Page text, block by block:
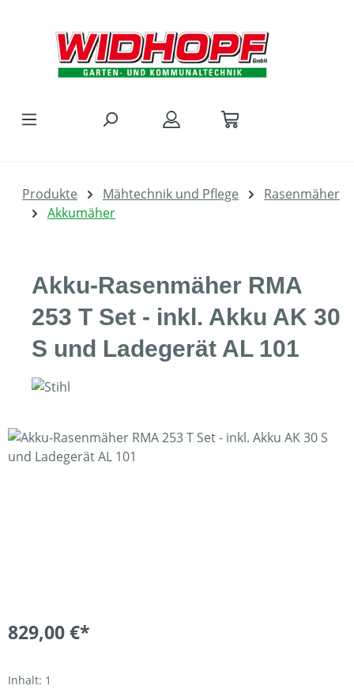
Produkte Mähtechnik und Pflege
Rasenmäher
Akkumäher
Akku-Rasenmäher RMA
253 T Set - inkl. Akku AK 30
S und Ladegerät AL 101
Bildergalerie überspringen
829,00 €*
Inhalt: 1